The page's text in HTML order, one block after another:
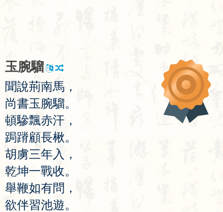
玉腕騮
聞說荊南馬 ，
尚書玉腕騮。
頓驂飄赤汗 ，
跼蹐顧長楸。
胡虜三年入 ，
乾坤一戰收。
舉鞭如有問 ，
欲伴習池遊。